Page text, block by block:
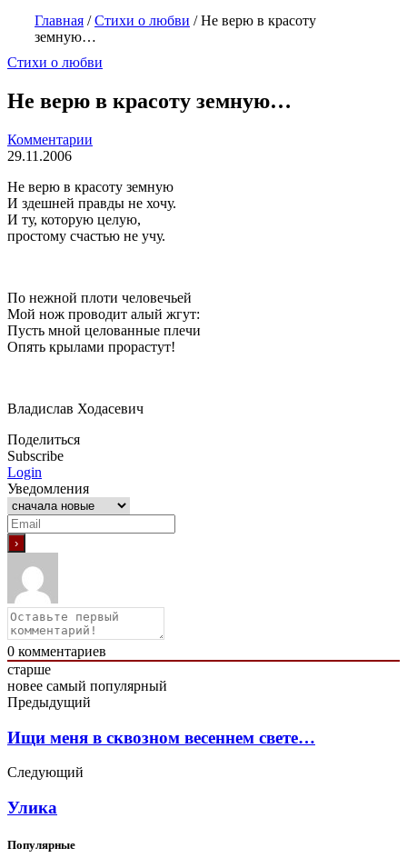
Главная /Стихи о любви /Не верю в красоту
земную…
Стихи о любви
Не верю в красоту земную…
Комментарии
29.11.2006
Не верю в красоту земную
И здешней правды не хочу.
И ту, которую целую,
простому счастью не учу.
По нежной плоти человечьей
Мой нож проводит алый жгут:
Пусть мной целованные плечи
Опять крылами прорастут!
Владислав Ходасевич
Поделиться
Subscribe
Login
Уведомления
0 комментариев
старше
новее самый популярный
Предыдущий
Ищи меня в сквозном весеннем свете…
Следующий
Улика
Популярные